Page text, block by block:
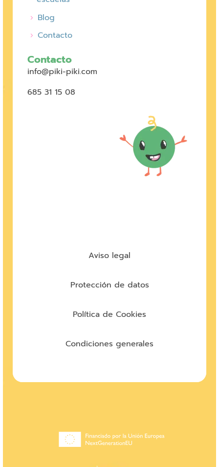
Blog
Contacto
Contacto
info@piki-piki.com
685 31 15 08
Aviso legal
Protección de datos
Política de Cookies
Condiciones generales